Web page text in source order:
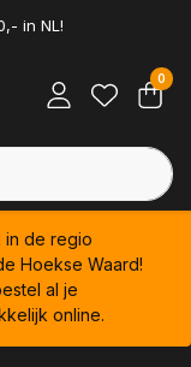
in NL!
0
in de regio
Hoekse Waard!
al je
online.